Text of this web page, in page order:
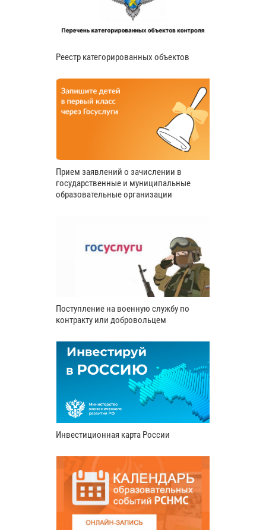
Реестр категорированных объектов
Прием заявлений о зачислении в
государственные и муниципальные
образовательные организации
Поступление на военную службу по
контракту или добровольцем
Инвестиционная карта России